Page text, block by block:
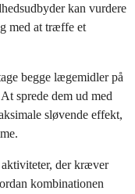
kan vurdere
med at træffe et
begge lægemidler på
sprede dem ud med
sløvende effekt,
der kræver
kombinationen